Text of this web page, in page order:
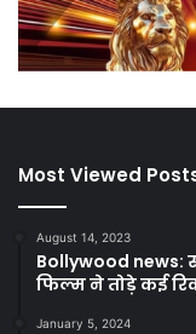
Most Viewed
August 14, 2023
Bollywood
फिल्म ने तोड़े कई
January 5, 2024